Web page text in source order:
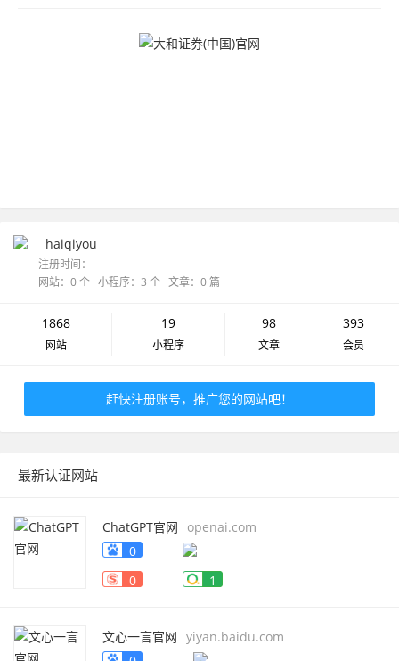
haiqiyou
注册时间：
网站：0 个 小程序：3 个 文章：0 篇
1868
网站
19
小程序
98
文章
393
会员
赶快注册账号，推广您的网站吧！
最新认证网站
ChatGPT官网
openai.com
0
0
1
文心一言官网 yiyan.baidu.com